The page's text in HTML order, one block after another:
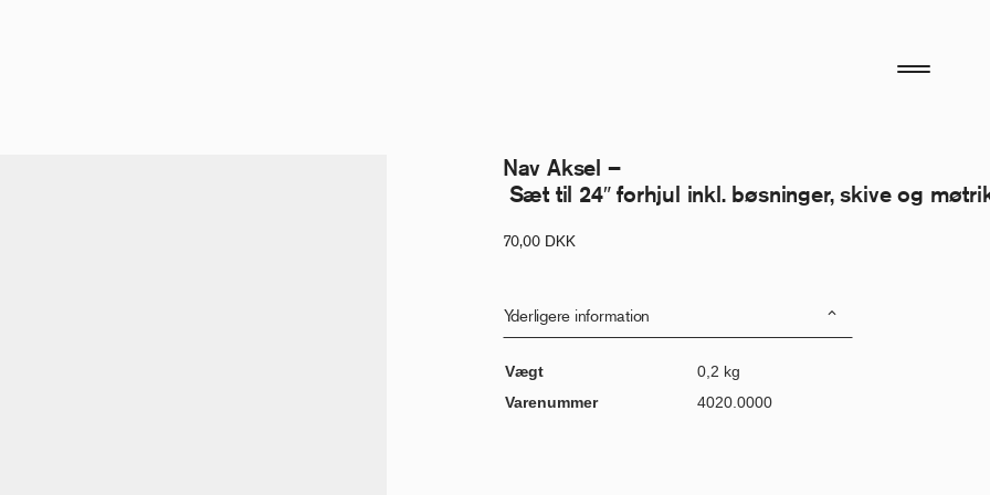
Nav Aksel –
Sæt til 24″ forhjul inkl. bøsninger, skive og
70,00 DKK
Yderligere information
Vægt
0,2 kg
Varenummer
4020.0000